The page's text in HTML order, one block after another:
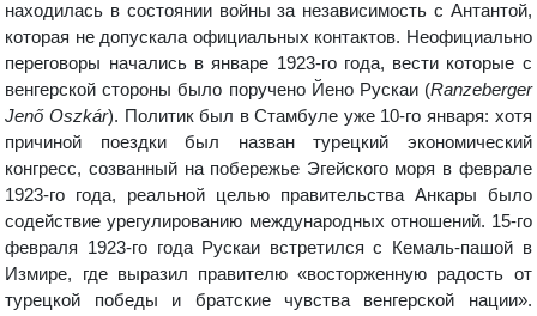
находилась в состоянии войны за независимость с Антантой,
которая не допускала официальных контактов. Неофициально
переговоры начались в январе 1923-го года, вести которые с
венгерской стороны было поручено Йено Рускаи (Ranzeberger
Jenő Oszkár). Политик был в Стамбуле уже 10-го января: хотя
причиной поездки был назван турецкий экономический
конгресс, созванный на побережье Эгейского моря в феврале
1923-го года, реальной целью правительства Анкары было
содействие урегулированию международных отношений. 15-го
февраля 1923-го года Рускаи встретился с Кемаль-пашой в
Измире, где выразил правителю «восторженную радость от
турецкой победы и братские чувства венгерской нации».